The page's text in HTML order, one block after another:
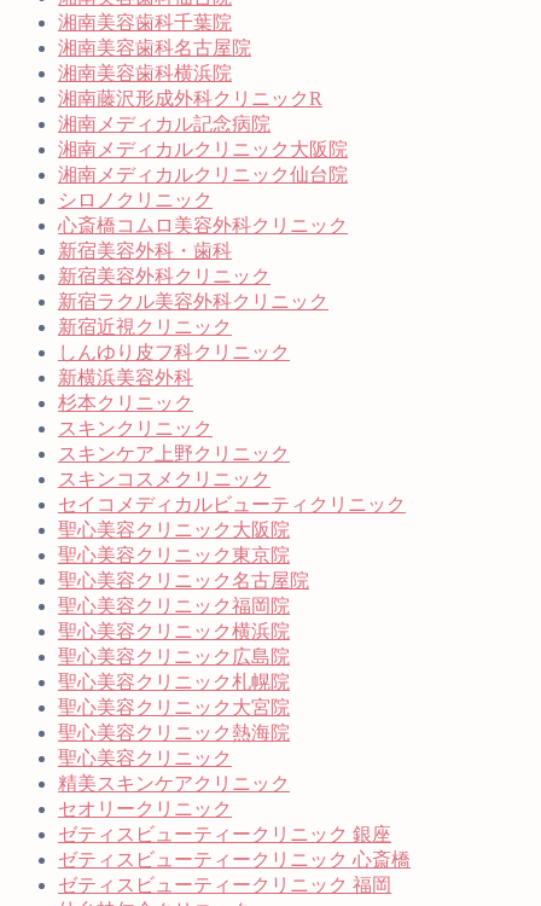
湘南美容歯科千葉院
湘南美容歯科名古屋院
湘南美容歯科横浜院
湘南藤沢形成外科クリニックR
湘南メディカル記念病院
湘南メディカルクリニック大阪院
湘南メディカルクリニック仙台院
シロノクリニック
心斎橋コムロ美容外科クリニック
新宿美容外科・歯科
新宿美容外科クリニック
新宿ラクル美容外科クリニック
新宿近視クリニック
しんゆり皮フ科クリニック
新横浜美容外科
杉本クリニック
スキンクリニック
スキンケア上野クリニック
スキンコスメクリニック
セイコメディカルビューティクリニック
聖心美容クリニック大阪院
聖心美容クリニック東京院
聖心美容クリニック名古屋院
聖心美容クリニック福岡院
聖心美容クリニック横浜院
聖心美容クリニック広島院
聖心美容クリニック札幌院
聖心美容クリニック大宮院
聖心美容クリニック熱海院
聖心美容クリニック
精美スキンケアクリニック
セオリークリニック
ゼティスビューティークリニック 銀座
ゼティスビューティークリニック 心斎橋
ゼティスビューティークリニック 福岡